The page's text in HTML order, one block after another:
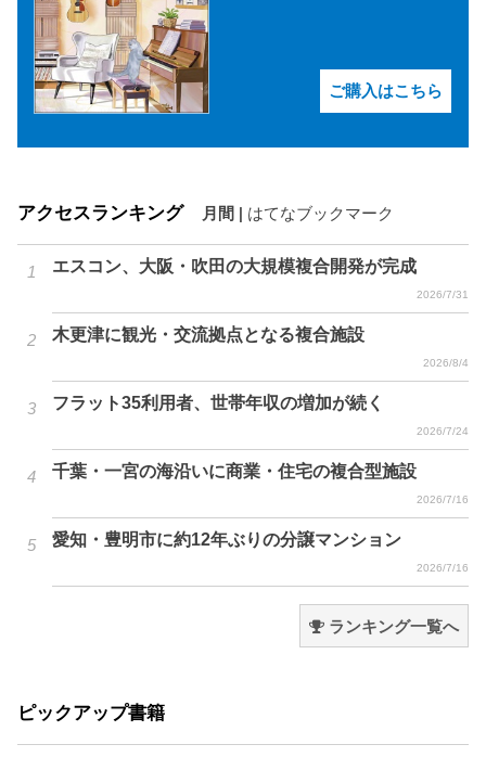
ご購入はこちら
アクセスランキング 月間 はてなブックマーク
エスコン、大阪・吹田の大規模複合開発が完成
2026/7/31
木更津に観光・交流拠点となる複合施設
2026/8/4
フラット35利用者、世帯年収の増加が続く
2026/7/24
千葉・一宮の海沿いに商業・住宅の複合型施設
2026/7/16
愛知・豊明市に約12年ぶりの分譲マンション
2026/7/16
ランキング一覧へ
ピックアップ書籍